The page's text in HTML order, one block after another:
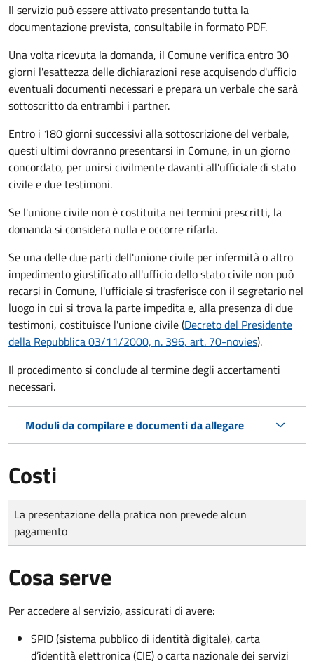
Il servizio può essere attivato presentando tutta la
documentazione prevista, consultabile in formato PDF.
Una volta ricevuta la domanda, il Comune verifica entro 30
giorni l'esattezza delle dichiarazioni rese acquisendo d'ufficio
eventuali documenti necessari e prepara un verbale che sarà
sottoscritto da entrambi i partner.
Entro i 180 giorni successivi alla sottoscrizione del verbale,
questi ultimi dovranno presentarsi in Comune, in un giorno
concordato, per unirsi civilmentedavanti all'ufficiale di stato
civilee due testimoni.
Se l'unione civile non è costituita nei termini prescritti, la
domanda si considera nulla e occorre rifarla.
Se una delle due parti dell'unione civile per infermità o altro
impedimento giustificato all'ufficio dello stato civile non può
recarsi in Comune, l'ufficiale si trasferisce con il segretario nel
luogo in cui si trova la parte impedita e, alla presenza di due
testimoni, costituisce l'unione civile (Decreto del Presidente
della Repubblica 03/11/2000, n. 396, art. 70-novies).
Il procedimento si conclude al termine degli accertamenti
necessari.
Moduli da compilare e documenti da allegare
Costi
Tipo di pagamento
Importo
La presentazione della pratica non prevede alcun
pagamento
Cosa serve
Per accedere al servizio, assicurati di avere:
SPID (sistema pubblico di identità digitale), carta
d’identità elettronica (CIE) o carta nazionale dei servizi